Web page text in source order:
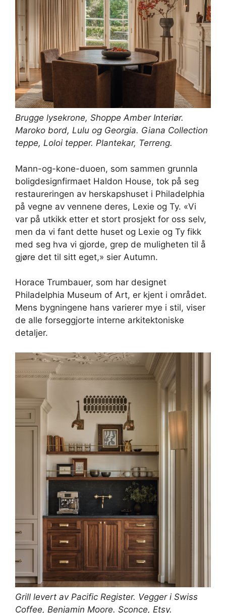
Brugge lysekrone, Shoppe Amber Interiør.
Maroko bord, Lulu og Georgia. Giana Collection
teppe, Loloi tepper. Plantekar, Terreng.
Mann-og-kone-duoen, som sammen grunnla
boligdesignfirmaet Haldon House, tok på seg
restaureringen av herskapshuset i Philadelphia
på vegne av vennene deres, Lexie og Ty. «Vi
var på utkikk etter et stort prosjekt for oss selv,
men da vi fant dette huset og Lexie og Ty fikk
med seg hva vi gjorde, grep de muligheten til å
gjøre det til sitt eget,» sier Autumn.
Horace Trumbauer, som har designet
Philadelphia Museum of Art, er kjent i området.
Mens bygningene hans varierer mye i stil, viser
de alle forseggjorte interne arkitektoniske
detaljer.
Grill levert av Pacific Register. Vegger i Swiss
Coffee, Benjamin Moore. Sconce, Etsy.